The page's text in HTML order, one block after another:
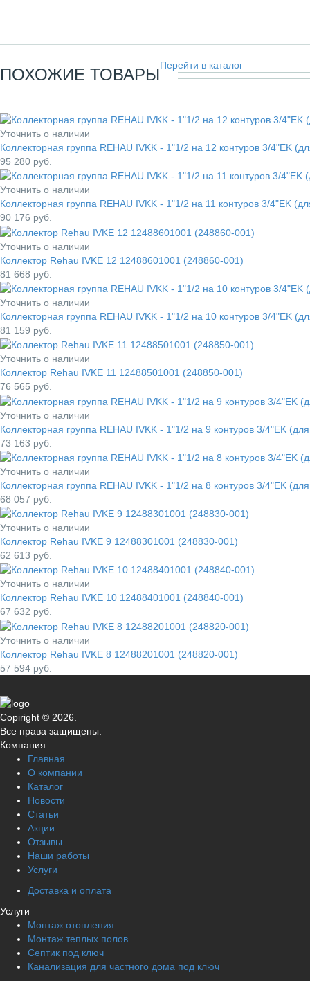
ПОХОЖИЕ ТОВАРЫПерейти в каталог
Уточнить о наличии
Коллекторная группа REHAU IVKK - 1"1/2 на 12 контуров 3/4"EK
95 280 руб.
Уточнить о наличии
Коллекторная группа REHAU IVKK - 1"1/2 на 11 контуров 3/4"EK
90 176 руб.
Уточнить о наличии
Коллектор Rehau IVKE 12 12488601001 (248860-001)
81 668 руб.
Уточнить о наличии
Коллекторная группа REHAU IVKK - 1"1/2 на 10 контуров 3/4"EK
81 159 руб.
Уточнить о наличии
Коллектор Rehau IVKE 11 12488501001 (248850-001)
76 565 руб.
Уточнить о наличии
Коллекторная группа REHAU IVKK - 1"1/2 на 9 контуров 3/4"EK
73 163 руб.
Уточнить о наличии
Коллекторная группа REHAU IVKK - 1"1/2 на 8 контуров 3/4"EK
68 057 руб.
Уточнить о наличии
Коллектор Rehau IVKE 9 12488301001 (248830-001)
62 613 руб.
Уточнить о наличии
Коллектор Rehau IVKE 10 12488401001 (248840-001)
67 632 руб.
Уточнить о наличии
Коллектор Rehau IVKE 8 12488201001 (248820-001)
57 594 руб.
Copiright © 2026.
Все права защищены.
Компания
Главная
О компании
Каталог
Новости
Статьи
Акции
Отзывы
Наши работы
Услуги
Доставка и оплата
Услуги
Монтаж отопления
Монтаж теплых полов
Септик под ключ
Канализация для частного дома под ключ